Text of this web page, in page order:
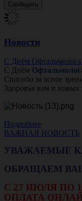
Новости
С Днём Офтальмолога!
С Днём
Спасибо за ясное
Здоровья вам и
Подробнее
ВАЖНАЯ НОВОСТЬ
УВАЖАЕМЫЕ
ОБРАЩАЕМ
С 27 ИЮЛЯ ПО
ОПЛАТА